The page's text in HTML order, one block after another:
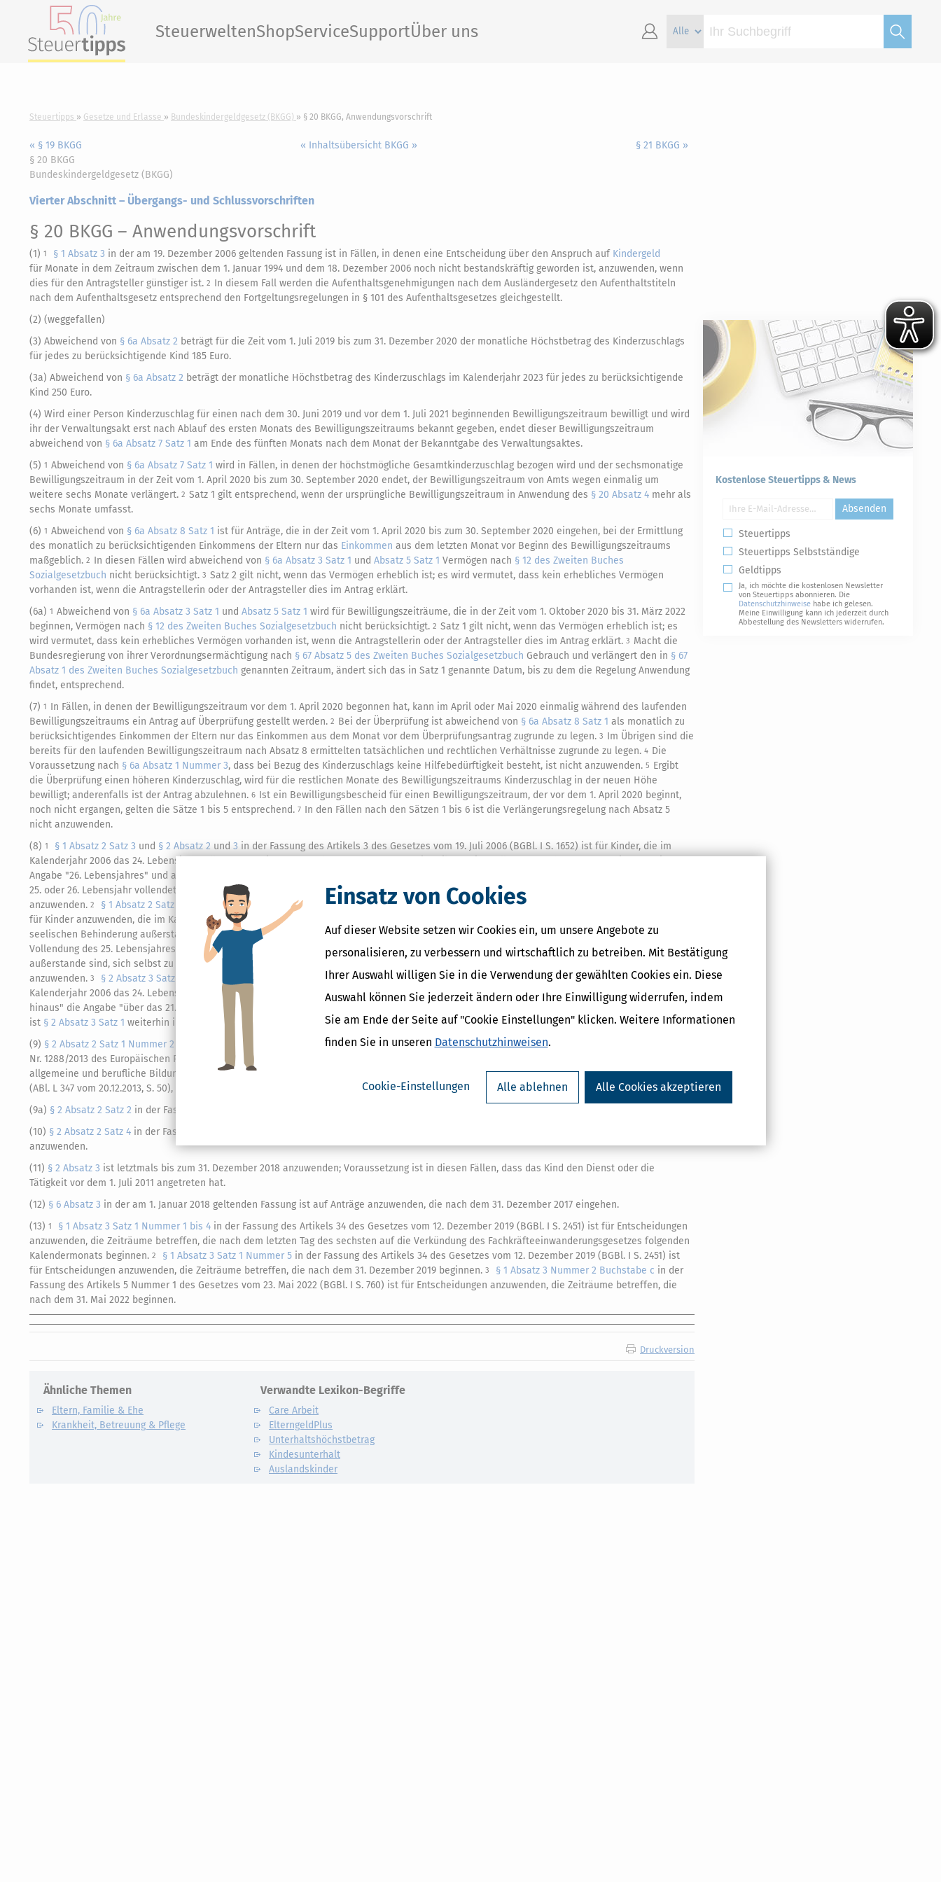
Einsatz von Cookies
Auf dieser Website setzen wir Cookies ein, um unsere Angebote zu
personalisieren, zu verbessern und wirtschaftlich zu betreiben. Mit Bestätigung
Ihrer Auswahl willigen Sie in die Verwendung der gewählten Cookies ein. Diese
Auswahl können Sie jederzeit ändern oder Ihre Einwilligung widerrufen, indem
Sie am Ende der Seite auf "Cookie Einstellungen" klicken. Weitere Informationen
finden Sie in unseren Datenschutzhinweisen.
Cookie-Einstellungen Alle ablehnen Alle Cookies akzeptieren
SteuerweltenShopServiceSupportÜber uns
Steuertipps Gesetze und Erlasse Bundeskindergeldgesetz (BKGG) § 20 BKGG, Anwendungsvorschrift
« § 19 BKGG « Inhaltsübersicht BKGG »
§ 21 BKGG »
§ 20 BKGG
Bundeskindergeldgesetz (BKGG)
Vierter Abschnitt – Übergangs- und Schlussvorschriften
§ 20 BKGG – Anwendungsvorschrift
(1) 1 § 1 Absatz 3 in der am 19. Dezember 2006 geltenden Fassung ist in Fällen, in denen eine Entscheidung über den Anspruch auf Kindergeld
für Monate in dem Zeitraum zwischen dem 1. Januar 1994 und dem 18. Dezember 2006 noch nicht bestandskräftig geworden ist, anzuwenden, wenn
dies für den Antragsteller günstiger ist. 2 In diesem Fall werden die Aufenthaltsgenehmigungen nach dem Ausländergesetz den Aufenthaltstiteln
nach dem Aufenthaltsgesetz entsprechend den Fortgeltungsregelungen in § 101 des Aufenthaltsgesetzes gleichgestellt.
(2) (weggefallen)
(3) Abweichend von § 6a Absatz 2 beträgt für die Zeit vom 1. Juli 2019 bis zum 31. Dezember 2020 der monatliche Höchstbetrag des Kinderzuschlags
für jedes zu berücksichtigende Kind 185 Euro.
(3a) Abweichend von § 6a Absatz 2 beträgt der monatliche Höchstbetrag des Kinderzuschlags im Kalenderjahr 2023 für jedes zu berücksichtigende
Kind 250 Euro.
(4) Wird einer Person Kinderzuschlag für einen nach dem 30. Juni 2019 und vor dem 1. Juli 2021 beginnenden Bewilligungszeitraum bewilligt und wird
ihr der Verwaltungsakt erst nach Ablauf des ersten Monats des Bewilligungszeitraums bekannt gegeben, endet dieser Bewilligungszeitraum
abweichend von § 6a Absatz 7 Satz 1 am Ende des fünften Monats nach dem Monat der Bekanntgabe des Verwaltungsaktes.
(5) 1 Abweichend von § 6a Absatz 7 Satz 1 wird in Fällen, in denen der höchstmögliche Gesamtkinderzuschlag bezogen wird und der sechsmonatige
Bewilligungszeitraum in der Zeit vom 1. April 2020 bis zum 30. September 2020 endet, der Bewilligungszeitraum von Amts wegen einmalig um
weitere sechs Monate verlängert. 2 Satz 1 gilt entsprechend, wenn der ursprüngliche Bewilligungszeitraum in Anwendung des § 20 Absatz 4 mehr als
sechs Monate umfasst.
(6) 1 Abweichend von § 6a Absatz 8 Satz 1 ist für Anträge, die in der Zeit vom 1. April 2020 bis zum 30. September 2020 eingehen, bei der Ermittlung
des monatlich zu berücksichtigenden Einkommens der Eltern nur das Einkommen aus dem letzten Monat vor Beginn des Bewilligungszeitraums
maßgeblich. 2 In diesen Fällen wird abweichend von § 6a Absatz 3 Satz 1 und Absatz 5 Satz 1 Vermögen nach § 12 des Zweiten Buches
Sozialgesetzbuch nicht berücksichtigt. 3 Satz 2 gilt nicht, wenn das Vermögen erheblich ist; es wird vermutet, dass kein erhebliches Vermögen
vorhanden ist, wenn die Antragstellerin oder der Antragsteller dies im Antrag erklärt.
(6a) 1 Abweichend von § 6a Absatz 3 Satz 1 und Absatz 5 Satz 1 wird für Bewilligungszeiträume, die in der Zeit vom 1. Oktober 2020 bis 31. März 2022
beginnen, Vermögen nach § 12 des Zweiten Buches Sozialgesetzbuch nicht berücksichtigt. 2 Satz 1 gilt nicht, wenn das Vermögen erheblich ist; es
wird vermutet, dass kein erhebliches Vermögen vorhanden ist, wenn die Antragstellerin oder der Antragsteller dies im Antrag erklärt. 3 Macht die
Bundesregierung von ihrer Verordnungsermächtigung nach § 67 Absatz 5 des Zweiten Buches Sozialgesetzbuch Gebrauch und verlängert den in § 67
Absatz 1 des Zweiten Buches Sozialgesetzbuch genannten Zeitraum, ändert sich das in Satz 1 genannte Datum, bis zu dem die Regelung Anwendung
findet, entsprechend.
(7) 1 In Fällen, in denen der Bewilligungszeitraum vor dem 1. April 2020 begonnen hat, kann im April oder Mai 2020 einmalig während des laufenden
Bewilligungszeitraums ein Antrag auf Überprüfung gestellt werden. 2 Bei der Überprüfung ist abweichend von § 6a Absatz 8 Satz 1 als monatlich zu
berücksichtigendes Einkommen der Eltern nur das Einkommen aus dem Monat vor dem Überprüfungsantrag zugrunde zu legen. 3 Im Übrigen sind die
bereits für den laufenden Bewilligungszeitraum nach Absatz 8 ermittelten tatsächlichen und rechtlichen Verhältnisse zugrunde zu legen. 4 Die
Voraussetzung nach § 6a Absatz 1 Nummer 3, dass bei Bezug des Kinderzuschlags keine Hilfebedürftigkeit besteht, ist nicht anzuwenden. 5 Ergibt
die Überprüfung einen höheren Kinderzuschlag, wird für die restlichen Monate des Bewilligungszeitraums Kinderzuschlag in der neuen Höhe
bewilligt; anderenfalls ist der Antrag abzulehnen. 6 Ist ein Bewilligungsbescheid für einen Bewilligungszeitraum, der vor dem 1. April 2020 beginnt,
noch nicht ergangen, gelten die Sätze 1 bis 5 entsprechend. 7 In den Fällen nach den Sätzen 1 bis 6 ist die Verlängerungsregelung nach Absatz 5
nicht anzuwenden.
(8) 1 § 1 Absatz 2 Satz 3 und § 2 Absatz 2 und 3 in der Fassung des Artikels 3 des Gesetzes vom 19. Juli 2006 (BGBl. I S. 1652) ist für Kinder, die im
Kalenderjahr 2006 das 24. Lebensjahr vollendeten, mit der Maßgabe anzuwenden, dass jeweils an die Stelle der Angabe "25. Lebensjahres" die
Angabe "26. Lebensjahres" und an die Stelle der Angabe "25. Lebensjahr" die Angabe "26. Lebensjahr" tritt; für Kinder, die im Kalenderjahr 2006 das
25. oder 26. Lebensjahr vollendeten, sind
§ 1 Absatz 2 Satz 3 § 2 Absatz 2und3 weiterhin in der bis zum 31. Dezember 2006 geltenden Fassung
anzuwenden. 2 § 1 Absatz 2 Satz 3 § 2 Absatz 2
in der Fassung des Artikels 3 des Gesetzes vom 19. Juli 2006 (BGBl. I S. 1652) sind erstmals
für Kinder anzuwenden, die im Kalenderjahr 2007 wegen einer vor Vollendung des 25. Lebensjahres eingetretenen körperlichen, geistigen oder
seelischen Behinderung außerstande sind, sich selbst zu unterhalten; für Kinder, die wegen einer vor dem 1. Januar 2007 in der Zeit ab der
Vollendung des 25. Lebensjahres und vor Vollendung des 27. Lebensjahres eingetretenen körperlichen, geistigen oder seelischen Behinderung
außerstande sind, sich selbst zu unterhalten, ist
§ 2 Absatz 2 Satz 1 Nummer 3
anzuwenden. 3 § 2 Absatz 3 Satz 1
in der Fassung des Artikels 3 des Gesetzes vom 19. Juli 2006 (BGBl. I S. 1652) ist für Kinder, die im
Kalenderjahr 2006 das 24. Lebensjahr vollendeten, mit der Maßgabe anzuwenden, dass an die Stelle der Angabe "über das 21. oder 25. Lebensjahr
hinaus" die Angabe "über das 21. oder 26. Lebensjahr hinaus" tritt; für Kinder, die im Kalenderjahr 2006 das 25., 26. oder 27. Lebensjahr vollendeten,
ist § 2 Absatz 3 Satz 1 weiterhin in der bis zum 31. Dezember 2006 geltenden Fassung anzuwenden.
(9) § 2 Absatz 2 Satz 1 Nummer 2 Buchstabe d
in der am 31. Juli 2014 geltenden Fassung ist auf Freiwilligendienste im Sinne der Verordnung (EU)
Nr. 1288/2013 des Europäischen Parlaments und des Rates vom 11. Dezember 2013 zur Einrichtung von "Erasmus+", dem Programm der Union für
allgemeine und berufliche Bildung, Jugend und
Sport
, und zur Aufhebung der Beschlüsse Nr. 1719/2006/EG, Nr. 1720/2006/EG und Nr. 1298/2008/EG
(ABl. L 347 vom 20.12.2013, S. 50), die ab dem 1. Januar 2014 begonnen wurden, ab dem 1. Januar 2014 anzuwenden.
(9a) § 2 Absatz 2 Satz 2 in der Fassung des Artikels 13 des Gesetzes vom 16. Juli 2009 (BGBl. I S. 1959) ist ab dem 1. Januar 2010 anzuwenden.
(10) § 2 Absatz 2 Satz 4 in der Fassung des Artikels 2 Absatz 8 des Gesetzes vom 16. Mai 2008 (BGBl. I S. 842) ist erstmals ab dem 1. Januar 2009
anzuwenden.
(11) § 2 Absatz 3 ist letztmals bis zum 31. Dezember 2018 anzuwenden; Voraussetzung ist in diesen Fällen, dass das Kind den Dienst oder die
Tätigkeit vor dem 1. Juli 2011 angetreten hat.
(12) § 6 Absatz 3 in der am 1. Januar 2018 geltenden Fassung ist auf Anträge anzuwenden, die nach dem 31. Dezember 2017 eingehen.
(13) 1 § 1 Absatz 3 Satz 1 Nummer 1 bis 4 in der Fassung des Artikels 34 des Gesetzes vom 12. Dezember 2019 (BGBl. I S. 2451) ist für Entscheidungen
anzuwenden, die Zeiträume betreffen, die nach dem letzten Tag des sechsten auf die Verkündung des Fachkräfteeinwanderungsgesetzes folgenden
Kalendermonats beginnen. 2 § 1 Absatz 3 Satz 1 Nummer 5 in der Fassung des Artikels 34 des Gesetzes vom 12. Dezember 2019 (BGBl. I S. 2451) ist
für Entscheidungen anzuwenden, die Zeiträume betreffen, die nach dem 31. Dezember 2019 beginnen. 3 § 1 Absatz 3 Nummer 2 Buchstabe c in der
Fassung des Artikels 5 Nummer 1 des Gesetzes vom 23. Mai 2022 (BGBl. I S. 760) ist für Entscheidungen anzuwenden, die Zeiträume betreffen, die
nach dem 31. Mai 2022 beginnen.
Druckversion
Ähnliche Themen
Eltern, Familie & Ehe
Krankheit, Betreuung & Pflege
Verwandte Lexikon-Begriffe
Care Arbeit
ElterngeldPlus
Unterhaltshöchstbetrag
Kindesunterhalt
Auslandskinder
Kostenlose Steuertipps & News
Absenden
Steuertipps
Steuertipps Selbstständige
Geldtipps
Ja, ich möchte die kostenlosen Newsletter
von Steuertipps abonnieren. Die
Datenschutzhinweise habe ich gelesen.
Meine Einwilligung kann ich jederzeit durch
Abbestellung des Newsletters widerrufen.